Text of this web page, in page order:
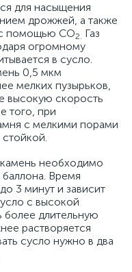
для насыщения
дрожжей, а также
с помощью СО2. Газ
огромному
в сусло.
0,5 мкм
мелких пузырьков,
высокую скорость
того, при
с мелкими порами
необходимо
Время
3 минут и зависит
с высокой
длительную
растворяется
сусло нужно в два